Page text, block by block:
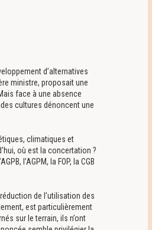
d’alternatives
ministre, proposait une
face à une absence
cultures dénoncent une
climatiques et
où est la concertation ?
l’AGPM, la FOP, la CGB
de l’utilisation des
est particulièrement
sur le terrain, ils n’ont